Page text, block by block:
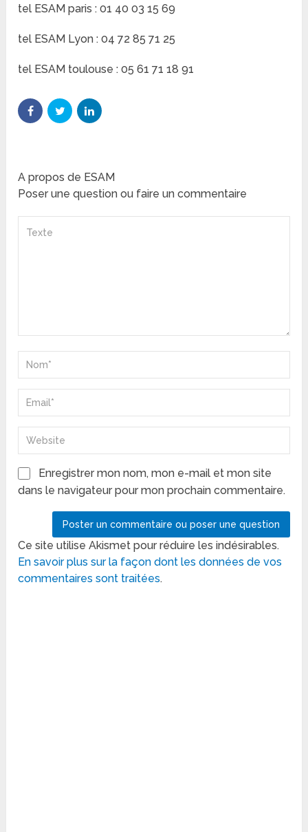
tel ESAM paris : 01 40 03 15 69
tel ESAM Lyon : 04 72 85 71 25
tel ESAM toulouse : 05 61 71 18 91
A propos de ESAM
Poser une question ou faire un commentaire
Enregistrer mon nom, mon e-mail et mon site
dans le navigateur pour mon prochain commentaire.
Ce site utilise Akismet pour réduire les indésirables.
En savoir plus sur la façon dont les données de vos
commentaires sont traitées.